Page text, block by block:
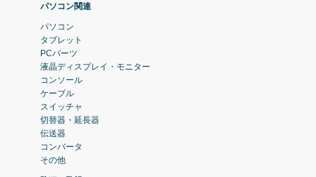
パソコン関連
パソコン
タブレット
PCパーツ
液晶ディスプレイ・モニター
コンソール
ケーブル
スイッチャ
切替器・延長器
伝送器
コンバータ
その他